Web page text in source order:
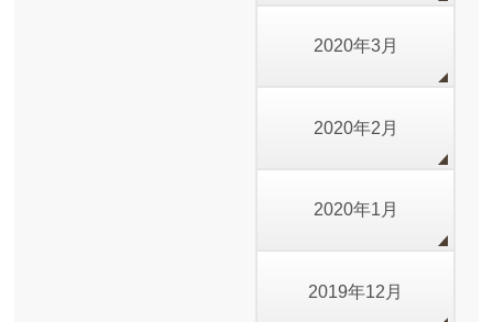
2020年3月
2020年2月
2020年1月
2019年12月